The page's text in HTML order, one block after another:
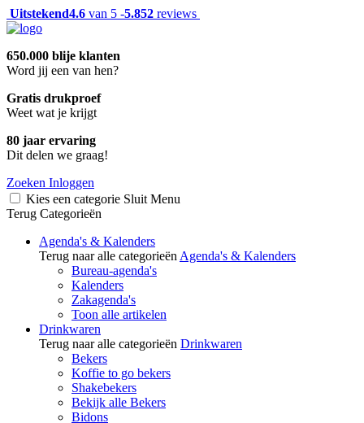
Uitstekend4.6 van 5 -5.852 reviews
650.000 blije klanten
Word jij een van hen?
Gratis drukproef
Weet wat je krijgt
80 jaar ervaring
Dit delen we graag!
Zoeken Inloggen
Kies een categorie Sluit Menu
Terug Categorieën
Agenda's & Kalenders
Terug naar alle categorieën Agenda's & Kalenders
Bureau-agenda's
Kalenders
Zakagenda's
Toon alle artikelen
Drinkwaren
Terug naar alle categorieën Drinkwaren
Bekers
Koffie to go bekers
Shakebekers
Bekijk alle Bekers
Bidons